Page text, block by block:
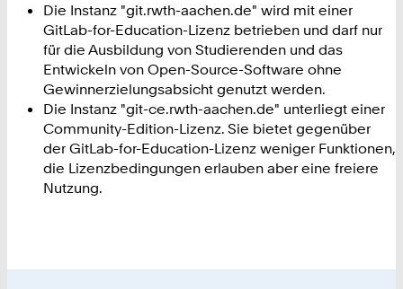
Die Instanz "git.rwth-aachen.de" wird mit einer
GitLab-for-Education-Lizenz betrieben und darf nur
für die Ausbildung von Studierenden und das
Entwickeln von Open-Source-Software ohne
Gewinnerzielungsabsicht genutzt werden.
Die Instanz "git-ce.rwth-aachen.de" unterliegt einer
Community-Edition-Lizenz. Sie bietet gegenüber
der GitLab-for-Education-Lizenz weniger Funktionen,
die Lizenzbedingungen erlauben aber eine freiere
Nutzung.